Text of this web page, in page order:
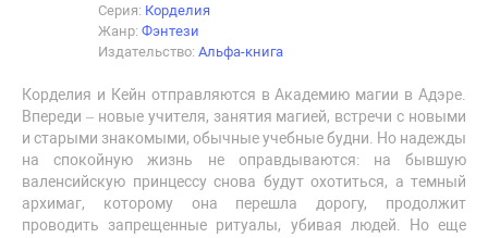
Серия: Корделия
Жанр: Фэнтези
Издательство: Альфа-книга
Корделия и Кейн отправляются в Академию магии в Адэре.
Впереди – новые учителя, занятия магией, встречи с новыми
и старыми знакомыми, обычные учебные будни. Но надежды
на спокойную жизнь не оправдываются: на бывшую
валенсийскую принцессу снова будут охотиться, а темный
архимаг, которому она перешла дорогу, продолжит
проводить запрещенные ритуалы, убивая людей. Но еще